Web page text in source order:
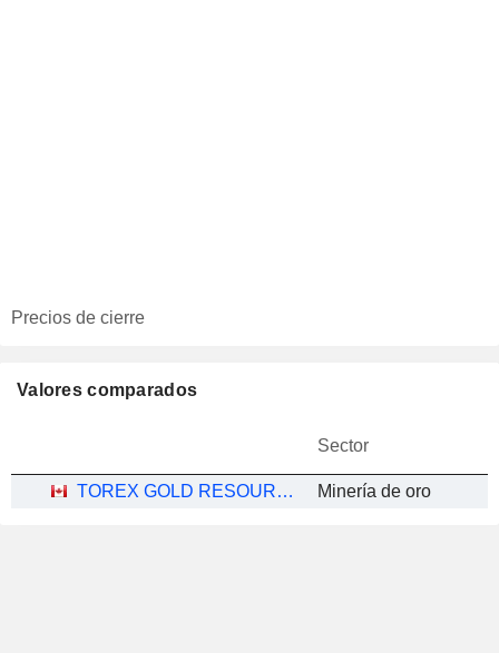
Precios de cierre
Valores comparados
Sector
TOREX GOLD RESOURCES INC. Minería de oro